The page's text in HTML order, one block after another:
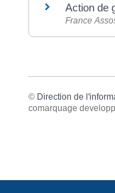
Action de
France
© Direction de
comarquage